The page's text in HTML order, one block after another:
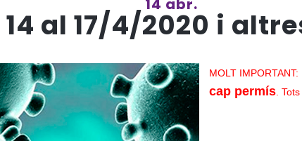
14 abr.
al 17/4/2020 i
MOLT IMPORTANT:
cap permís .